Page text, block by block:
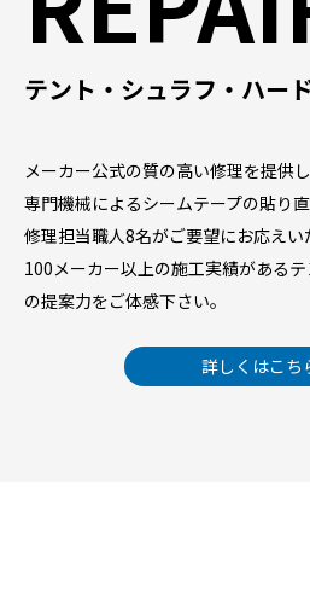
テント・シュラフ・ハー
メーカー公式の質の高い修理を提供し
専門機械によるシームテープの貼り直
修理担当職人8名がご要望にお応えい
100メーカー以上の施工実績がある
の提案力をご体感下さい。
詳しくはこち